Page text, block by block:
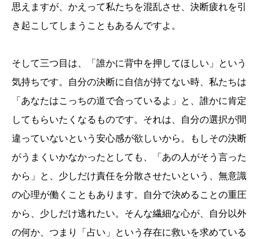
思えますが、かえって私たちを混乱させ、決断疲れを引
き起こしてしまうこともあるんですよ。
そして三つ目は、「誰かに背中を押してほしい」という
気持ちです。自分の決断に自信が持てない時、私たちは
「あなたはこっちの道で合っているよ」と、誰かに肯定
してもらいたくなるものです。それは、自分の選択が間
違っていないという安心感が欲しいから。もしその決断
がうまくいかなかったとしても、「あの人がそう言った
から」と、少しだけ責任を分散させたいという、無意識
の心理が働くこともあります。自分で決めることの重圧
から、少しだけ逃れたい。そんな繊細な心が、自分以外
の何か、つまり「占い」という存在に救いを求めている